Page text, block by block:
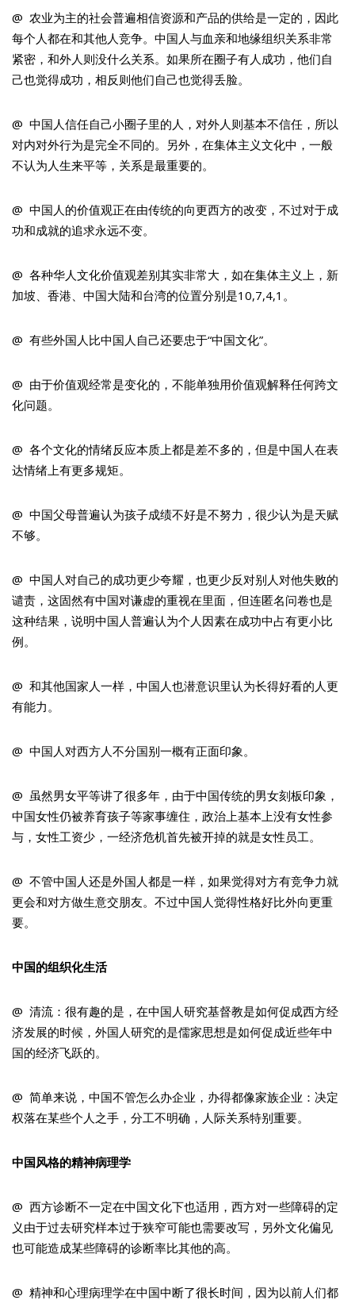
@ 农业为主的社会普遍相信资源和产品的供给是一定的，因此
每个人都在和其他人竞争。中国人与血亲和地缘组织关系非常
紧密，和外人则没什么关系。如果所在圈子有人成功，他们自
己也觉得成功，相反则他们自己也觉得丢脸。
@ 中国人信任自己小圈子里的人，对外人则基本不信任，所以
对内对外行为是完全不同的。另外，在集体主义文化中，一般
不认为人生来平等，关系是最重要的。
@ 中国人的价值观正在由传统的向更西方的改变，不过对于成
功和成就的追求永远不变。
@ 各种华人文化价值观差别其实非常大，如在集体主义上，新
加坡、香港、中国大陆和台湾的位置分别是10,7,4,1。
@ 有些外国人比中国人自己还要忠于“中国文化”。
@ 由于价值观经常是变化的，不能单独用价值观解释任何跨文
化问题。
@ 各个文化的情绪反应本质上都是差不多的，但是中国人在表
达情绪上有更多规矩。
@ 中国父母普遍认为孩子成绩不好是不努力，很少认为是天赋
不够。
@ 中国人对自己的成功更少夸耀，也更少反对别人对他失败的
谴责，这固然有中国对谦虚的重视在里面，但连匿名问卷也是
这种结果，说明中国人普遍认为个人因素在成功中占有更小比
例。
@ 和其他国家人一样，中国人也潜意识里认为长得好看的人更
有能力。
@ 中国人对西方人不分国别一概有正面印象。
@ 虽然男女平等讲了很多年，由于中国传统的男女刻板印象，
中国女性仍被养育孩子等家事缠住，政治上基本上没有女性参
与，女性工资少，一经济危机首先被开掉的就是女性员工。
@ 不管中国人还是外国人都是一样，如果觉得对方有竞争力就
更会和对方做生意交朋友。不过中国人觉得性格好比外向更重
要。
中国的组织化生活
@ 清流：很有趣的是，在中国人研究基督教是如何促成西方经
济发展的时候，外国人研究的是儒家思想是如何促成近些年中
国的经济飞跃的。
@ 简单来说，中国不管怎么办企业，办得都像家族企业：决定
权落在某些个人之手，分工不明确，人际关系特别重要。
中国风格的精神病理学
@ 西方诊断不一定在中国文化下也适用，西方对一些障碍的定
义由于过去研究样本过于狭窄可能也需要改写，另外文化偏见
也可能造成某些障碍的诊断率比其他的高。
@ 精神和心理病理学在中国中断了很长时间，因为以前人们都